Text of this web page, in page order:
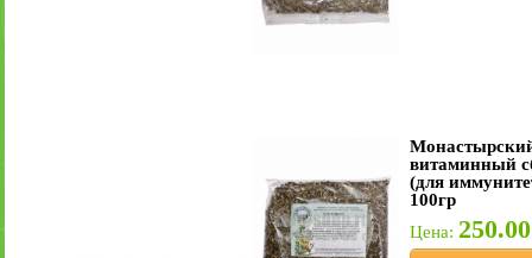
витаминный
(для
100гр
Цена: